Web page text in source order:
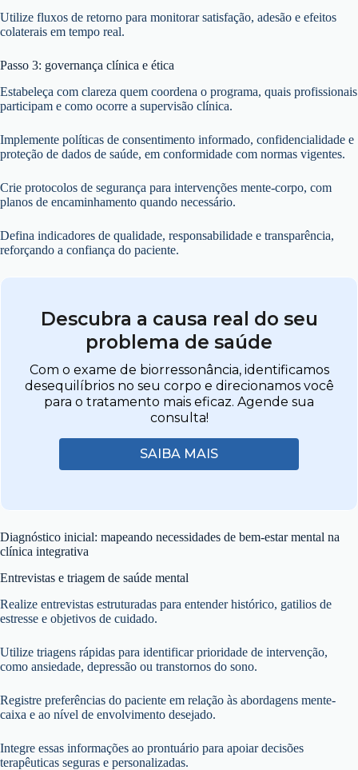
Utilize fluxos de retorno para monitorar satisfação, adesão e efeitos
colaterais em tempo real.
Passo 3: governança clínica e ética
Estabeleça com clareza quem coordena o programa, quais profissionais
participam e como ocorre a supervisão clínica.
Implemente políticas de consentimento informado, confidencialidade e
proteção de dados de saúde, em conformidade com normas vigentes.
Crie protocolos de segurança para intervenções mente-corpo, com
planos de encaminhamento quando necessário.
Defina indicadores de qualidade, responsabilidade e transparência,
reforçando a confiança do paciente.
Descubra a causa real do seu
problema de saúde
Com o exame de biorressonância, identificamos
desequilíbrios no seu corpo e direcionamos você
para o tratamento mais eficaz. Agende sua
consulta!
SAIBA MAIS
Diagnóstico inicial: mapeando necessidades de bem-estar mental na
clínica integrativa
Entrevistas e triagem de saúde mental
Realize entrevistas estruturadas para entender histórico, gatilios de
estresse e objetivos de cuidado.
Utilize triagens rápidas para identificar prioridade de intervenção,
como ansiedade, depressão ou transtornos do sono.
Registre preferências do paciente em relação às abordagens mente-
caixa e ao nível de envolvimento desejado.
Integre essas informações ao prontuário para apoiar decisões
terapêuticas seguras e personalizadas.